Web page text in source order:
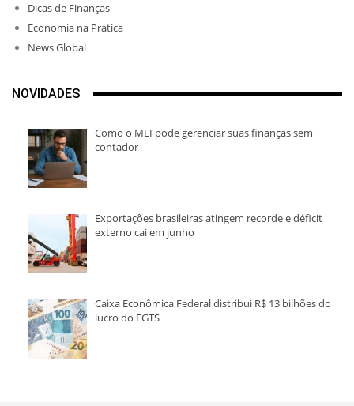
Dicas de Finanças
Economia na Prática
News Global
NOVIDADES
Como o MEI pode gerenciar suas finanças sem
contador
Exportações brasileiras atingem recorde e déficit
externo cai em junho
Caixa Econômica Federal distribui R$ 13 bilhões do
lucro do FGTS